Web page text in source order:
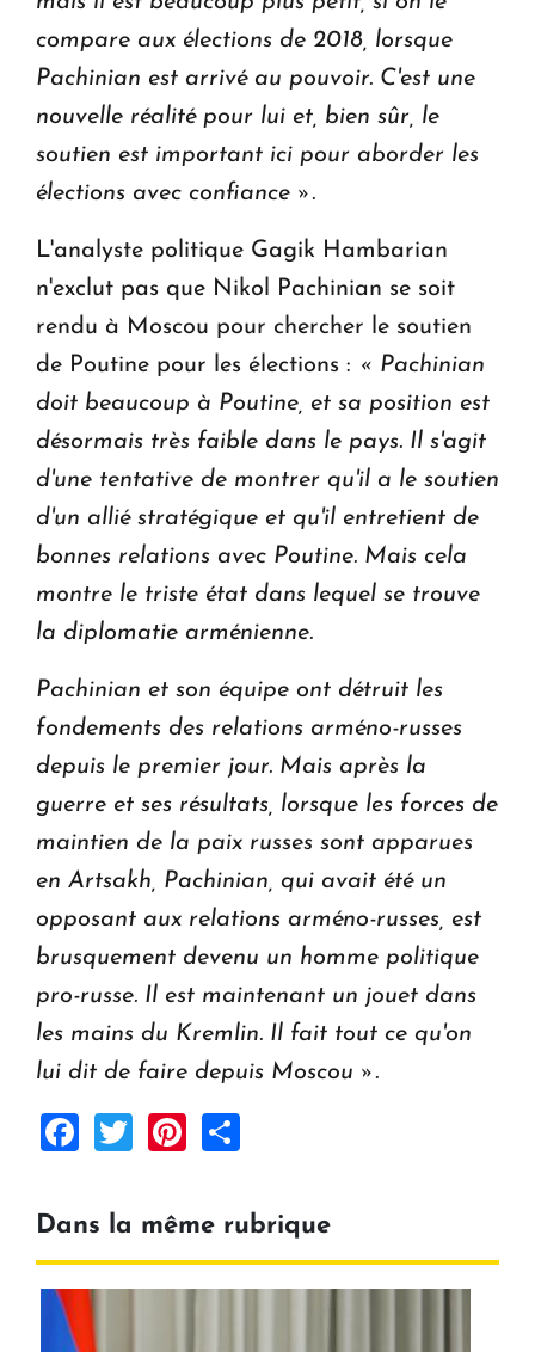
compare aux élections de 2018, lorsque
Pachinian est arrivé au pouvoir. C'est une
nouvelle réalité pour lui et, bien sûr, le
soutien est important ici pour aborder les
élections avec confiance ».
L'analyste politique Gagik Hambarian
n'exclut pas que Nikol Pachinian se soit
rendu à Moscou pour chercher le soutien
de Poutine pour les élections : « Pachinian
doit beaucoup à Poutine, et sa position est
désormais très faible dans le pays. Il s'agit
d'une tentative de montrer qu'il a le soutien
d'un allié stratégique et qu'il entretient de
bonnes relations avec Poutine. Mais cela
montre le triste état dans lequel se trouve
la diplomatie arménienne.
Pachinian et son équipe ont détruit les
fondements des relations arméno-russes
depuis le premier jour. Mais après la
guerre et ses résultats, lorsque les forces de
maintien de la paix russes sont apparues
en Artsakh, Pachinian, qui avait été un
opposant aux relations arméno-russes, est
brusquement devenu un homme politique
pro-russe. Il est maintenant un jouet dans
les mains du Kremlin. Il fait tout ce qu'on
lui dit de faire depuis Moscou ».
Facebook
TwitterPinterest
Dans la même rubrique